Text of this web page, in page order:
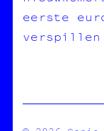
eerste
verspillen